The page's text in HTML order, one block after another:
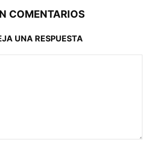
COMENTARIOS
UNA RESPUESTA